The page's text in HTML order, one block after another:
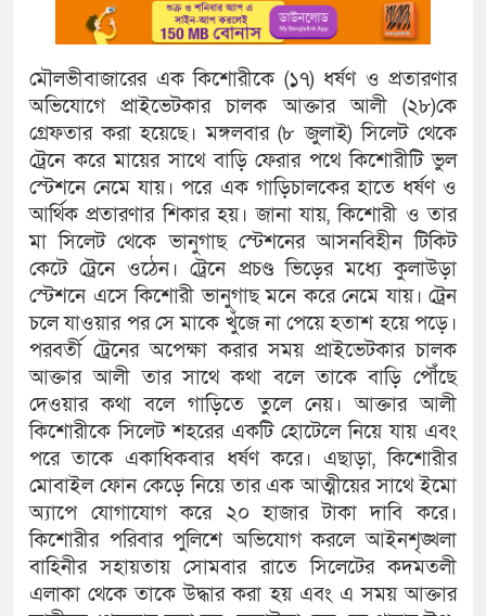
মৌলভীবাজারের এক কিশোরীকে (১৭) ধর্ষণ ও প্রতারণার
অভিযোগে প্রাইভেটকার চালক আক্তার আলী (২৮)কে
গ্রেফতার করা হয়েছে। মঙ্গলবার (৮ জুলাই) সিলেট থেকে
ট্রেনে করে মায়ের সাথে বাড়ি ফেরার পথে কিশোরীটি ভুল
স্টেশনে নেমে যায়। পরে এক গাড়িচালকের হাতে ধর্ষণ ও
আর্থিক প্রতারণার শিকার হয়। জানা যায়, কিশোরী ও তার
মা সিলেট থেকে ভানুগাছ স্টেশনের আসনবিহীন টিকিট
কেটে ট্রেনে ওঠেন। ট্রেনে প্রচণ্ড ভিড়ের মধ্যে কুলাউড়া
স্টেশনে এসে কিশোরী ভানুগাছ মনে করে নেমে যায়। ট্রেন
চলে যাওয়ার পর সে মাকে খুঁজে না পেয়ে হতাশ হয়ে পড়ে।
পরবর্তী ট্রেনের অপেক্ষা করার সময় প্রাইভেটকার চালক
আক্তার আলী তার সাথে কথা বলে তাকে বাড়ি পৌঁছে
দেওয়ার কথা বলে গাড়িতে তুলে নেয়। আক্তার আলী
কিশোরীকে সিলেট শহরের একটি হোটেলে নিয়ে যায় এবং
পরে তাকে একাধিকবার ধর্ষণ করে। এছাড়া, কিশোরীর
মোবাইল ফোন কেড়ে নিয়ে তার এক আত্মীয়ের সাথে ইমো
অ্যাপে যোগাযোগ করে ২০ হাজার টাকা দাবি করে।
কিশোরীর পরিবার পুলিশে অভিযোগ করলে আইনশৃঙ্খলা
বাহিনীর সহায়তায় সোমবার রাতে সিলেটের কদমতলী
এলাকা থেকে তাকে উদ্ধার করা হয় এবং এ সময় আক্তার